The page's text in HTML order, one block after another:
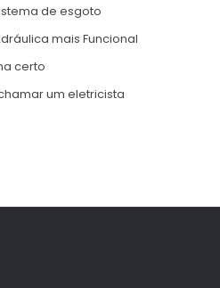
de esgoto
mais Funcional
certo
um eletricista